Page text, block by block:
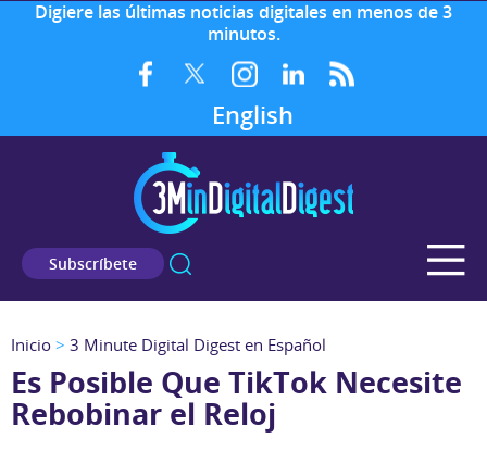
Digiere las últimas noticias digitales en menos de 3
minutos.
English
Subscríbete
Inicio > 3 Minute Digital Digest en Español
Es Posible Que TikTok Necesite
Rebobinar el Reloj